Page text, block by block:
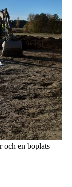
och en boplats